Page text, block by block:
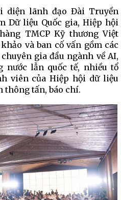
diện lãnh đạo Đài Truyền
Dữ liệu Quốc gia, Hiệp hội
TMCP Kỹ thương Việt
và ban cố vấn gồm các
gia đầu ngành về AI,
nước lẫn quốc tế, nhiều tổ
viên của Hiệp hội dữ liệu
thông tấn, báo chí.